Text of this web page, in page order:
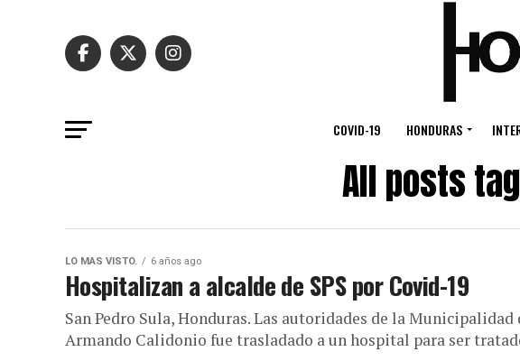
COVID-19 HONDURAS
All posts
LO MAS VISTO. 6 años ago
Hospitalizan a alcalde de SPS por Covid-19
San Pedro Sula, Honduras. Las autoridades de la Municipalidad
Armando Calidonio fue trasladado a un hospital para ser